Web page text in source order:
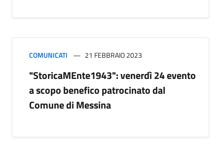
COMUNICATI 21 FEBBRAIO 2023
"StoricaMEnte1943": venerdì 24 evento
a scopo benefico patrocinato dal
Comune di Messina